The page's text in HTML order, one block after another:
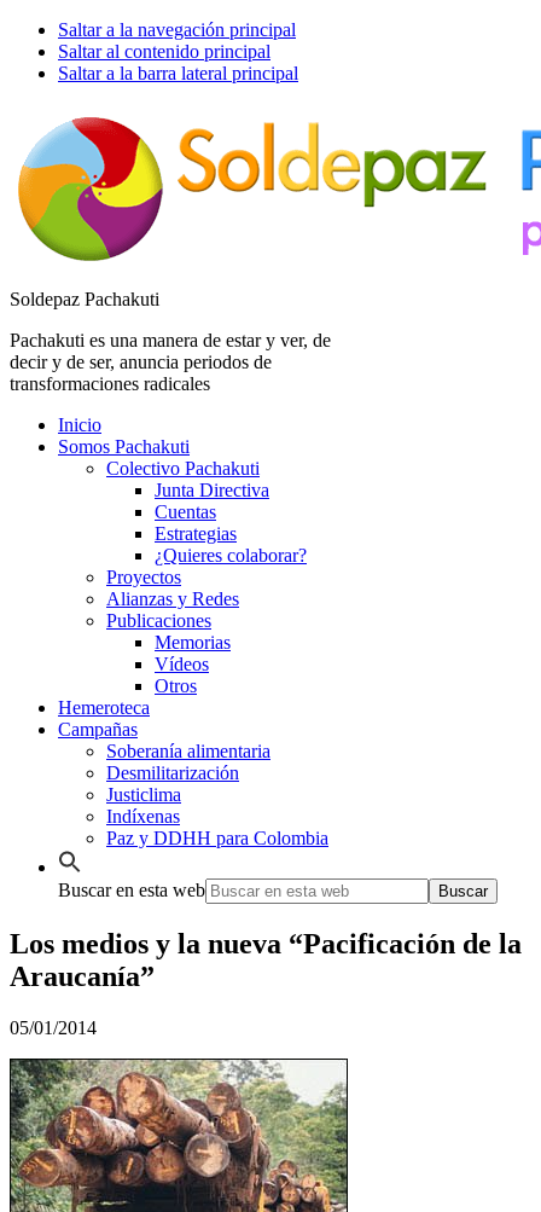
Saltar a la navegación principal
Saltar al contenido principal
Saltar a la barra lateral principal
Soldepaz Pachakuti
Pachakuti es una manera de estar y ver, de
decir y de ser, anuncia periodos de
transformaciones radicales
Inicio
Somos Pachakuti
Colectivo Pachakuti
Junta Directiva
Cuentas
Estrategias
¿Quieres colaborar?
Proyectos
Alianzas y Redes
Publicaciones
Memorias
Vídeos
Otros
Hemeroteca
Campañas
Soberanía alimentaria
Desmilitarización
Justiclima
Indíxenas
Paz y DDHH para Colombia
Buscar en esta web
Los medios y la nueva “Pacificación de la
Araucanía”
05/01/2014